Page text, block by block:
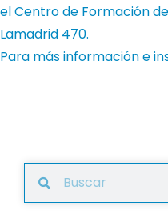
el Centro de Formación
Lamadrid 470.
Para más información e